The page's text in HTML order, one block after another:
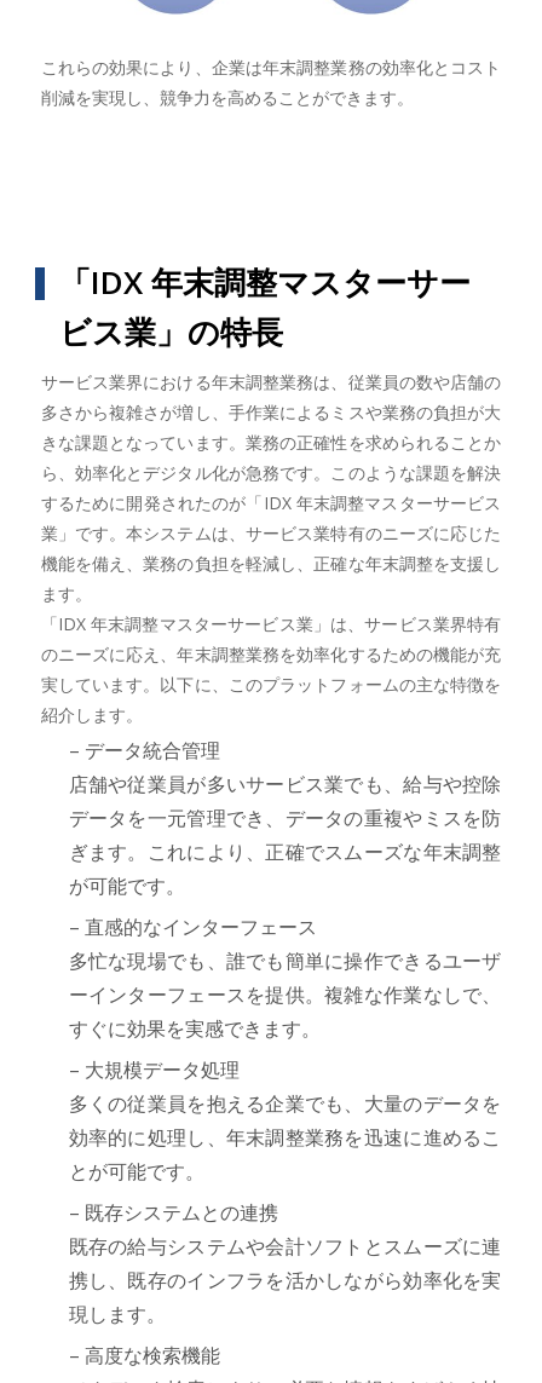
これらの効果により、企業は年末調整業務の効率化とコスト
削減を実現し、競争力を高めることができます。
「IDX 年末調整マスターサー
ビス業」の特長
サービス業界における年末調整業務は、従業員の数や店舗の
多さから複雑さが増し、手作業によるミスや業務の負担が大
きな課題となっています。業務の正確性を求められることか
ら、効率化とデジタル化が急務です。このような課題を解決
するために開発されたのが「IDX 年末調整マスターサービス
業」です。本システムは、サービス業特有のニーズに応じた
機能を備え、業務の負担を軽減し、正確な年末調整を支援し
ます。
「IDX 年末調整マスターサービス業」は、サービス業界特有
のニーズに応え、年末調整業務を効率化するための機能が充
実しています。以下に、このプラットフォームの主な特徴を
紹介します。
– データ統合管理
店舗や従業員が多いサービス業でも、給与や控除
データを一元管理でき、データの重複やミスを防
ぎます。これにより、正確でスムーズな年末調整
が可能です。
– 直感的なインターフェース
多忙な現場でも、誰でも簡単に操作できるユーザ
ーインターフェースを提供。複雑な作業なしで、
すぐに効果を実感できます。
– 大規模データ処理
多くの従業員を抱える企業でも、大量のデータを
効率的に処理し、年末調整業務を迅速に進めるこ
とが可能です。
– 既存システムとの連携
既存の給与システムや会計ソフトとスムーズに連
携し、既存のインフラを活かしながら効率化を実
現します。
– 高度な検索機能